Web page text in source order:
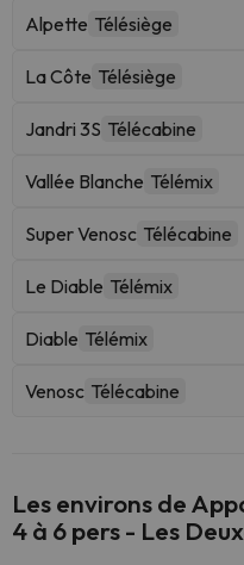
Alpette Télésiège
La Côte Télésiège
Jandri 3S Télécabine
Vallée Blanche Télémix
Super Venosc Télécabine
Le Diable Télémix
Diable Télémix
Venosc Télécabine
Les environs de
4 à 6 pers - Les